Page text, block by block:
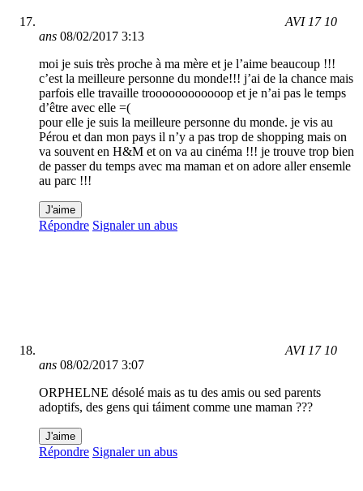
AVI 17 10
ans 08/02/2017 3:13
moi je suis très proche à ma mère et je l’aime beaucoup !!!
c’est la meilleure personne du monde!!! j’ai de la chance mais
parfois elle travaille troooooooooooop et je n’ai pas le temps
d’être avec elle =(
pour elle je suis la meilleure personne du monde. je vis au
Pérou et dan mon pays il n’y a pas trop de shopping mais on
va souvent en H&M et on va au cinéma !!! je trouve trop bien
de passer du temps avec ma maman et on adore aller ensemle
au parc !!!
J'aime
Répondre Signaler un abus
AVI 17 10
ans 08/02/2017 3:07
ORPHELNE désolé mais as tu des amis ou sed parents
adoptifs, des gens qui táiment comme une maman ???
J'aime
Répondre Signaler un abus